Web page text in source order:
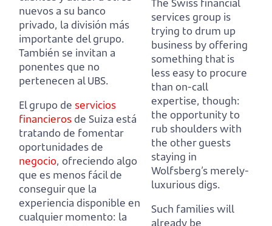
nuevos a su banco
privado, la división más
importante del grupo.
También se invitan a
ponentes que no
pertenecen al UBS.
El grupo de servicios
financieros de Suiza está
tratando de fomentar
oportunidades de
negocio, ofreciendo algo
que es menos fácil de
conseguir que la
experiencia disponible en
cualquier momento: la
The Swiss financial
services group is
trying to drum up
business byoffering
something that is
less easy to procure
than on-call
expertise, though:
the opportunity to
rub shoulders with
the other guests
staying in
Wolfsberg’s merely-
luxurious digs.
Such families will
already be